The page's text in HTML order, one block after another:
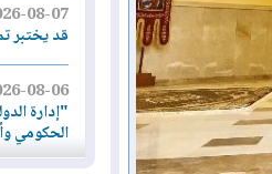
2026-08-07
قد يختبر
2026-08-06
"إدارة
الحكومي